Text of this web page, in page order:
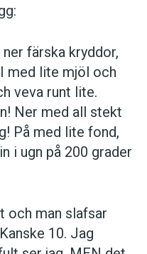
färska kryddor,
med lite mjöl och
veva runt lite.
Ner med all stekt
På med lite fond,
i ugn på 200 grader
och man slafsar
10. Jag